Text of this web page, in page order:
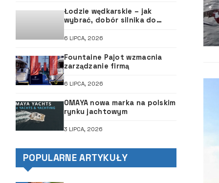
Łodzie wędkarskie – jak
wybrać, dobór silnika do
6 LIPCA, 2026
Fountaine Pajot wzmacnia
zarządzanie firmą
6 LIPCA, 2026
OMAYA nowa marka na polskim
rynku jachtowym
3 LIPCA, 2026
POPULARNE ARTYKUŁY